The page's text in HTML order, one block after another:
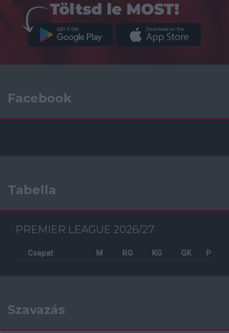
Facebook
Tabella
PREMIER LEAGUE 2026/27
Csapat M RG KG GK P
Szavazás